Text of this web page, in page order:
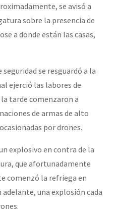
se avisó a
sobre la presencia de
a donde están las casas,
se resguardó a la
ejerció las labores de
la tarde comenzaron a
de armas de alto
por drones.
explosivo en contra de la
que afortunadamente
comenzó la refriega en
adelante, una explosión cada